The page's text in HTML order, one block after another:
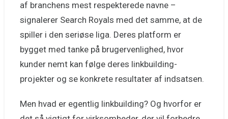
af branchens mest respekterede navne –
signalerer Search Royals med det samme, at de
spiller i den seriøse liga. Deres platform er
bygget med tanke på brugervenlighed, hvor
kunder nemt kan følge deres linkbuilding-
projekter og se konkrete resultater af indsatsen.
Men hvad er egentlig linkbuilding? Og hvorfor er